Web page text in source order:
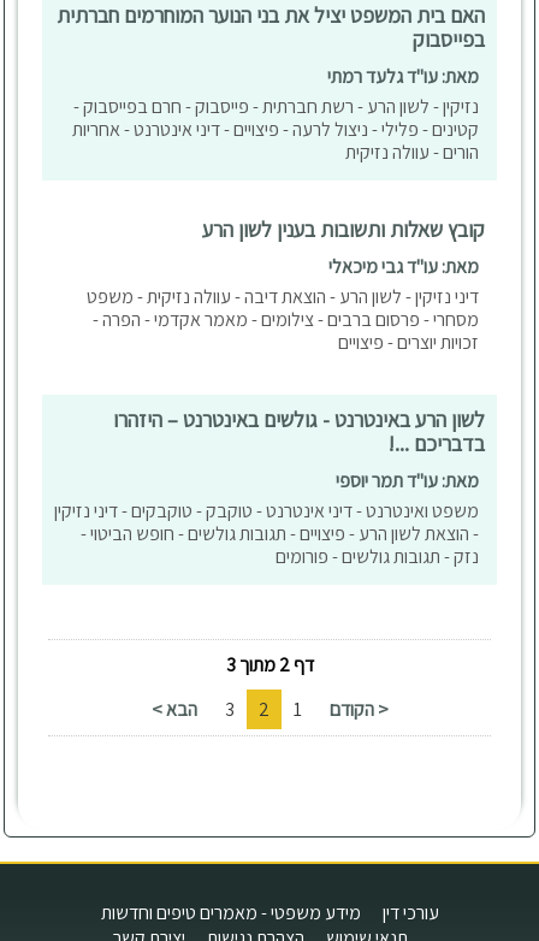
האם בית המשפט יציל את בני הנוער המוחרמים חברתית
בפייסבוק
מאת: עו"ד גלעד רמתי
נזיקין - לשון הרע - רשת חברתית - פייסבוק - חרם בפייסבוק -
קטינים - פלילי - ניצול לרעה - פיצויים - דיני אינטרנט - אחריות
הורים - עוולה נזיקית
קובץ שאלות ותשובות בענין לשון הרע
מאת: עו"ד גבי מיכאלי
דיני נזיקין - לשון הרע - הוצאת דיבה - עוולה נזיקית - משפט
מסחרי - פרסום ברבים - צילומים - מאמר אקדמי - הפרה -
זכויות יוצרים - פיצויים
לשון הרע באינטרנט - גולשים באינטרנט – היזהרו
בדבריכם ...!
מאת: עו"ד תמר יוספי
משפט ואינטרנט - דיני אינטרנט - טוקבק - טוקבקים - דיני נזיקין
- הוצאת לשון הרע - פיצויים - תגובות גולשים - חופש הביטוי -
נזק - תגובות גולשים - פורומים
דף 2 מתוך 3
< הקודם
1
2
3 הבא >
עורכי דין
מידע משפטי - מאמרים טיפים וחדשות